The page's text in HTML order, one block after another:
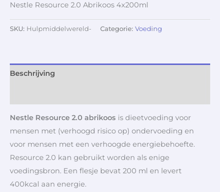
Nestle Resource 2.0 Abrikoos 4x200ml
SKU: Hulpmiddelwereld- Categorie: Voeding
Beschrijving
Nestle Resource 2.0 abrikoos is dieetvoeding voor
mensen met (verhoogd risico op) ondervoeding en
voor mensen met een verhoogde energiebehoefte.
Resource 2.0 kan gebruikt worden als enige
voedingsbron. Een flesje bevat 200 ml en levert
400kcal aan energie.